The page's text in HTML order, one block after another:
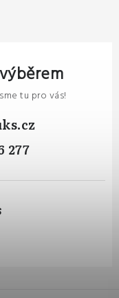
tu pro vás!
277